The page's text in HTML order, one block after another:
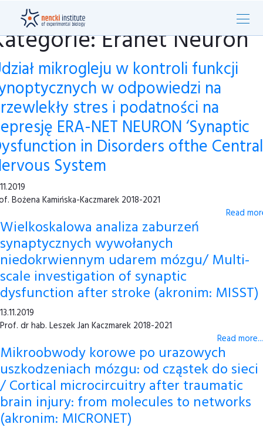
Eranet Neuron
mikrogleju w kontroli funkcji
w odpowiedzi na
stres i podatności na
ERA-NET NEURON ‘Synaptic
in Disorders ofthe Central
System
Bożena Kamińska-Kaczmarek 2018-2021
Read
Wielkoskalowa analiza zaburzeń
synaptycznych wywołanych
niedokrwiennym udarem mózgu/ Multi-
scale investigation of synaptic
dysfunction after stroke (akronim: MISST)
13.11.2019
Prof. dr hab. Leszek Jan Kaczmarek 2018-2021
Read more...
Mikroobwody korowe po urazowych
uszkodzeniach mózgu: od cząstek do sieci
/ Cortical microcircuitry after traumatic
brain injury: from molecules to networks
(akronim: MICRONET)